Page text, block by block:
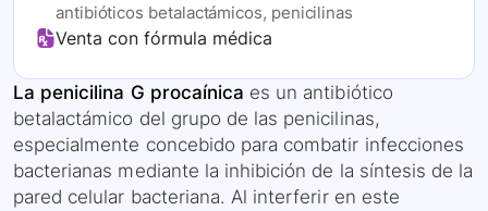
antibióticos betalactámicos, penicilinas
Venta con fórmula médica
La penicilina G procaínica es un antibiótico
betalactámico del grupo de las penicilinas,
especialmente concebido para combatir infecciones
bacterianas mediante la inhibición de la síntesis de la
pared celular bacteriana. Al interferir en este